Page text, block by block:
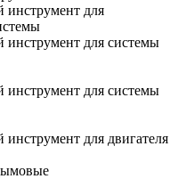
инструмент для
инструмент для системы
инструмент для системы
инструмент для двигателя